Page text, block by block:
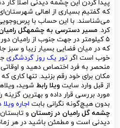
پیدا کردن این چشمه دیدنی اصلاً کار
که گفتیم بسیاری از اهالی
می‌شناسند. با این حساب با
کرد. مسیر دسترسی به چشمهگل
۵ کیلومتر در جهت جنوب از رامیان
که در میان فضایی بسیار زیبا و
خوب است اگر تور یک روز گردشگری
منحصر به فرد اختصاص دهید و
مکان برای خود رقم بزنید. تنها کاری
از قبل وارد سایت ویلا رابط شوید،
مورد بررسی قرار داده و بهترین گزینه
بدون هیچ‌گونه نگرانی بابت اجاره
چشمه گل رامیان در زمستان و
دیدنی است و مطمئن باشید در هر